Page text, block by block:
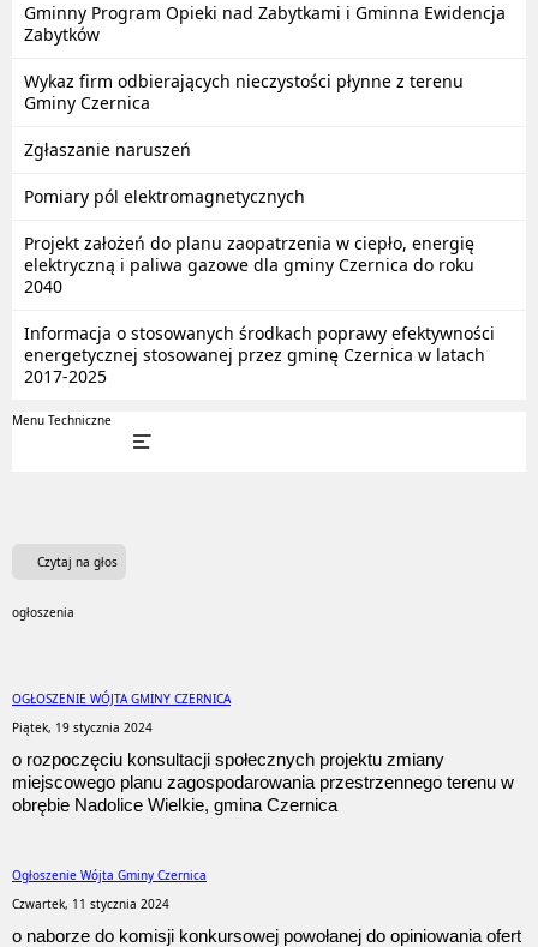
Gminny Program Opieki nad Zabytkami i Gminna Ewidencja
Zabytków
Wykaz firm odbierających nieczystości płynne z terenu
Gminy Czernica
Zgłaszanie naruszeń
Pomiary pól elektromagnetycznych
Projekt założeń do planu zaopatrzenia w ciepło, energię
elektryczną i paliwa gazowe dla gminy Czernica do roku
2040
Informacja o stosowanych środkach poprawy efektywności
energetycznej stosowanej przez gminę Czernica w latach
2017-2025
Menu Techniczne
Czytaj na głos
ogłoszenia
OGŁOSZENIE WÓJTA GMINY CZERNICA
Piątek, 19 stycznia 2024
o rozpoczęciu konsultacji społecznych projektu zmiany
miejscowego planu zagospodarowania przestrzennego terenu w
obrębie Nadolice Wielkie, gmina Czernica
Ogłoszenie Wójta Gminy Czernica
Czwartek, 11 stycznia 2024
o naborze do komisji konkursowej powołanej do opiniowania ofert